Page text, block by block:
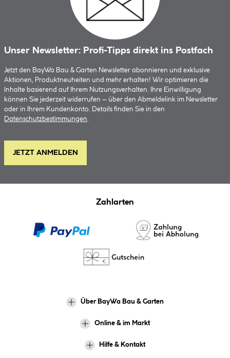
Unser Newsletter: Profi-Tipps direkt ins Postfach
Jetzt den BayWa Bau & Garten Newsletter abonnieren und exklusive
Aktionen, Produktneuheiten und mehr erhalten! Wir optimieren die
Inhalte basierend auf Ihrem Nutzungsverhalten. Ihre Einwilligung
können Sie jederzeit widerrufen – über den Abmeldelink im Newsletter
oder in Ihrem Kundenkonto. Details finden Sie in den
Datenschutzbestimmungen.
JETZT ANMELDEN
Zahlarten
Über BayWa Bau & Garten
Online & im Markt
Hilfe & Kontakt